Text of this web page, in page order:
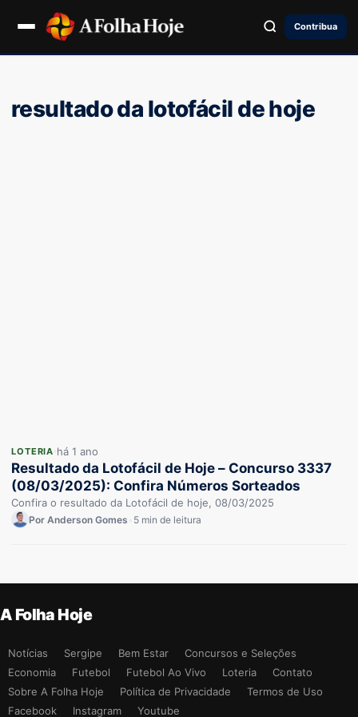
Contribua
resultado da lotofácil de hoje
LOTERIA há 1 ano
Resultado da Lotofácil de Hoje – Concurso 3337
(08/03/2025): Confira Números Sorteados
Confira o resultado da Lotofácil de hoje, 08/03/2025
Por Anderson Gomes 5 min de leitura
A Folha Hoje
Notícias Sergipe Bem Estar
Concursos e Seleções
Economia
Futebol Futebol Ao Vivo Loteria
Contato
Sobre A Folha Hoje
Política de Privacidade
Termos de Uso
Facebook
Instagram Youtube